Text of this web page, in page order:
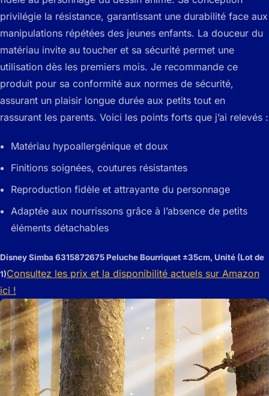
privilégie la résistance, garantissant une durabilité face aux
manipulations répétées des jeunes enfants. La douceur du
matériau invite au toucher et sa sécurité permet une
utilisation dès les premiers mois. Je recommande ce
produit pour sa conformité aux normes de sécurité,
assurant un plaisir longue durée aux petits tout en
rassurant les parents. Voici les points forts que j’ai relevés :
Matériau hypoallergénique et doux
Finitions soignées, coutures résistantes
Reproduction fidèle et attrayante du personnage
Adaptée aux nourrissons grâce à l’absence de petits
éléments détachables
Disney Simba 6315872675 Peluche Bourriquet ±35cm, Unité (Lot de
1)Consultez les prix et la disponibilité actuels sur Amazon
ici !